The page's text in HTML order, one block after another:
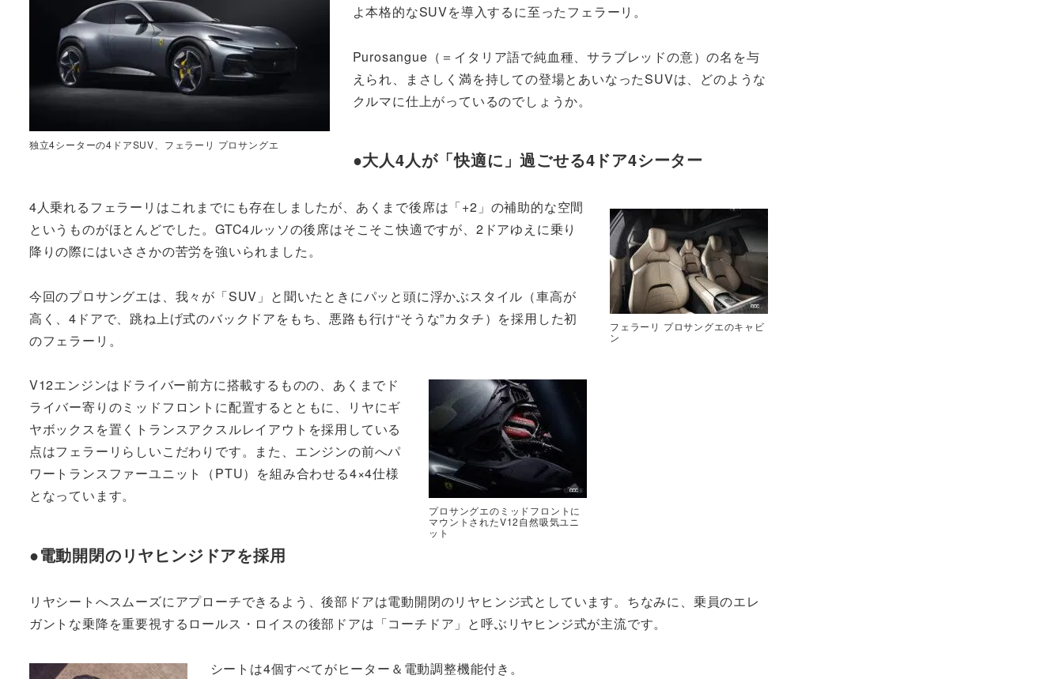
独立4シーターの4ドアSUV、フェラーリ プロサングエ
よ本格的なSUVを導入するに至ったフェラーリ。
Purosangue（＝イタリア語で純血種、サラブレッドの意）の名を与
えられ、まさしく満を持しての登場とあいなったSUVは、どのような
クルマに仕上がっているのでしょうか。
●大人4人が「快適に」過ごせる4ドア4シーター
フェラーリ プロサングエのキャビ
ン
4人乗れるフェラーリはこれまでにも存在しましたが、あくまで後席は「+2」の補助的な空間
というものがほとんどでした。GTC4ルッソの後席はそこそこ快適ですが、2ドアゆえに乗り
降りの際にはいささかの苦労を強いられました。
今回のプロサングエは、我々が「SUV」と聞いたときにパッと頭に浮かぶスタイル（車高が
高く、4ドアで、跳ね上げ式のバックドアをもち、悪路も行け“そうな”カタチ）を採用した初
のフェラーリ。
プロサングエのミッドフロントに
マウントされたV12自然吸気ユニ
ット
V12エンジンはドライバー前方に搭載するものの、あくまでド
ライバー寄りのミッドフロントに配置するとともに、リヤにギ
ヤボックスを置くトランスアクスルレイアウトを採用している
点はフェラーリらしいこだわりです。また、エンジンの前へパ
ワートランスファーユニット（PTU）を組み合わせる4×4仕様
となっています。
●電動開閉のリヤヒンジドアを採用
リヤシートへスムーズにアプローチできるよう、後部ドアは電動開閉のリヤヒンジ式としています。ちなみに、乗員のエレ
ガントな乗降を重要視するロールス・ロイスの後部ドアは「コーチドア」と呼ぶリヤヒンジ式が主流です。
シートは4個すべてがヒーター＆電動調整機能付き。